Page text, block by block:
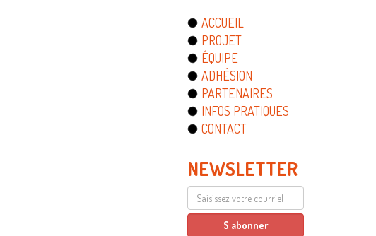
ACCUEIL
PROJET
ÉQUIPE
ADHÉSION
PARTENAIRES
INFOS PRATIQUES
CONTACT
NEWSLETTER